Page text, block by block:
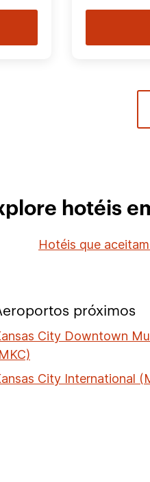
hotéis
Hotéis que
próximos
City Downtown
City International